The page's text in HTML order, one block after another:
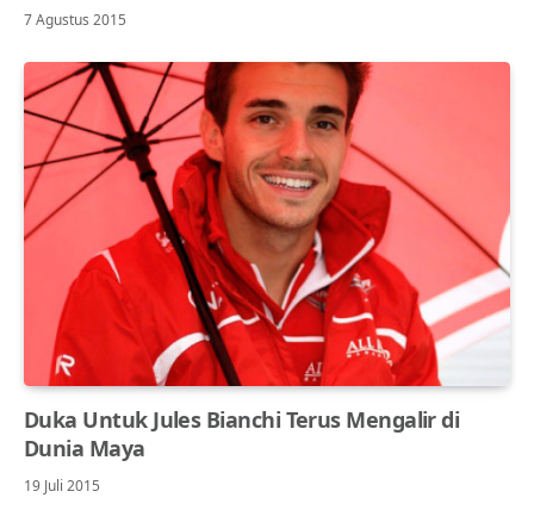
7 Agustus 2015
Duka Untuk Jules Bianchi Terus Mengalir di
Dunia Maya
19 Juli 2015